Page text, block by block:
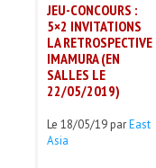
JEU-CONCOURS :
5×2 INVITATIONS
LA RETROSPECTIVE
IMAMURA (EN
SALLES LE
22/05/2019)
Le 18/05/19 parEast
Asia